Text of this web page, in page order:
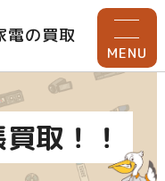
電の買取
MENU
取！！